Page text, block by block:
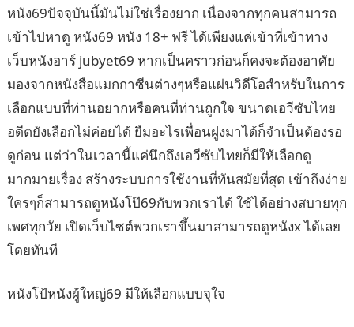
หนัง69ปัจจุบันนี้มันไม่ใช่เรื่องยาก เนื่องจากทุกคนสามารถ
เข้าไปหาดู หนัง69 หนัง 18+ ฟรี ได้เพียงแค่เข้าที่เข้าทาง
เว็บหนังอาร์ jubyet69 หากเป็นคราวก่อนก็คงจะต้องอาศัย
มองจากหนังสือแมกกาซีนต่างๆหรือแผ่นวิดีโอสำหรับในการ
เลือกแบบที่ท่านอยากหรือคนที่ท่านถูกใจ ขนาดเอวีซับไทย
อดีตยังเลือกไม่ค่อยได้ ยืมอะไรเพื่อนฝูงมาได้ก็จำเป็นต้องรอ
ดูก่อน แต่ว่าในเวลานี้แค่นึกถึงเอวีซับไทยก็มีให้เลือกดู
มากมายเรื่อง สร้างระบบการใช้งานที่ทันสมัยที่สุด เข้าถึงง่าย
ใครๆก็สามารถดูหนังโป๊69กับพวกเราได้ ใช้ได้อย่างสบายทุก
เพศทุกวัย เปิดเว็บไซต์พวกเราขึ้นมาสามารถดูหนังx ได้เลย
โดยทันที
หนังโป้หนังผู้ใหญ่69 มีให้เลือกแบบจุใจ